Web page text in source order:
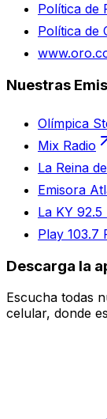
Política de
Política de
Nuestras
Olímpica
Mix Radio
La Reina
Emisora
La KY 92.5
Play 103.7
Descarga la
Escucha todas
celular, donde